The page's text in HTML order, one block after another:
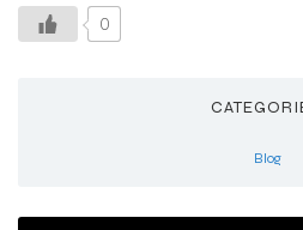
0
Blog